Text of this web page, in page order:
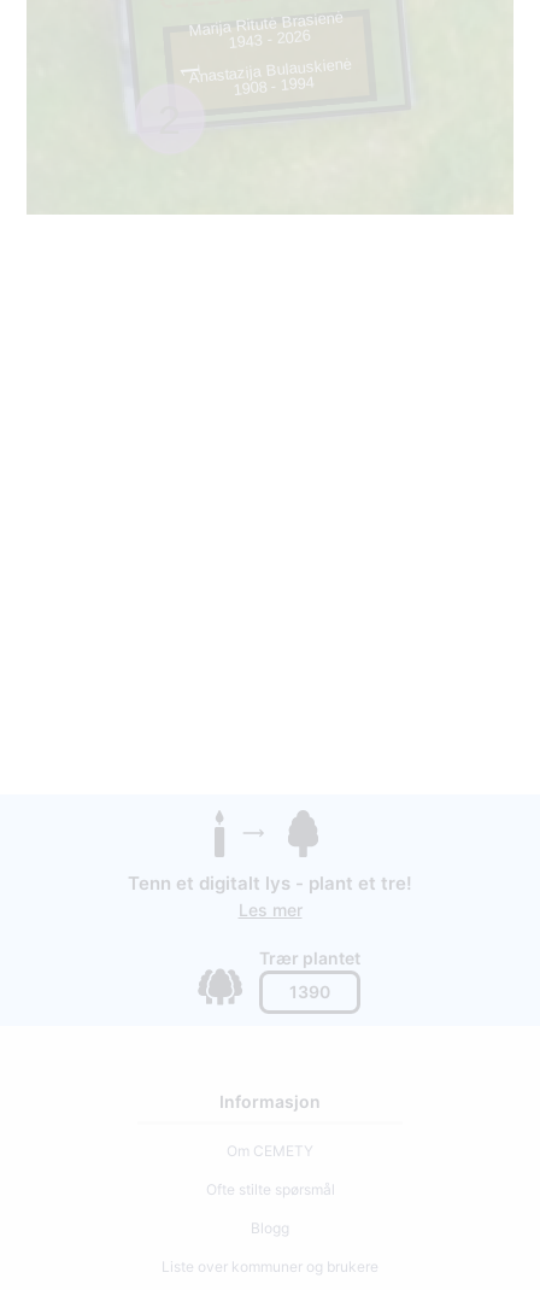
1
Marija Ritutė Brasienė
1943 - 2026
Anastazija Bulauskienė
1908 - 1994
Tenn et digitalt lys - plant et tre!
Les mer
Trær plantet
1390
Informasjon
Om CEMETY
Ofte stilte spørsmål
Blogg
Liste over kommuner og brukere